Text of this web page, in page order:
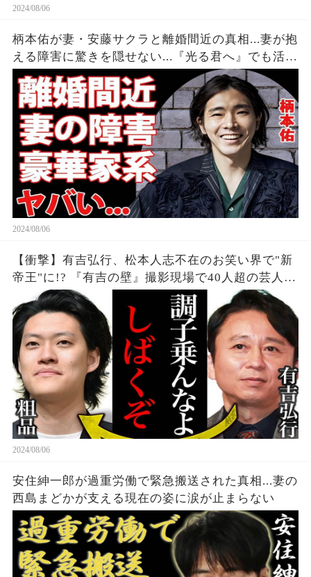
2024/08/06
柄本佑が妻・安藤サクラと離婚間近の真相...妻が抱
える障害に驚きを隠せない...『光る君へ』でも活躍
する俳優のヤバすぎる家系に言葉を失う...
2024/08/06
【衝撃】有吉弘行、松本人志不在のお笑い界で"新
帝王"に!? 『有吉の壁』撮影現場で40人超の芸人集
結、吉本タレントも続々"有吉軍団"入り。業界の勢
力図が大きく変化、その実態とは...？
2024/08/06
安住紳一郎が過重労働で緊急搬送された真相...妻の
西島まどかが支える現在の姿に涙が止まらない